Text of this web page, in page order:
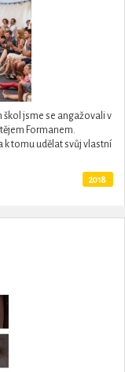
škol jsme se angažovali v
Formanem.
k tomu udělat svůj vlastní
2018